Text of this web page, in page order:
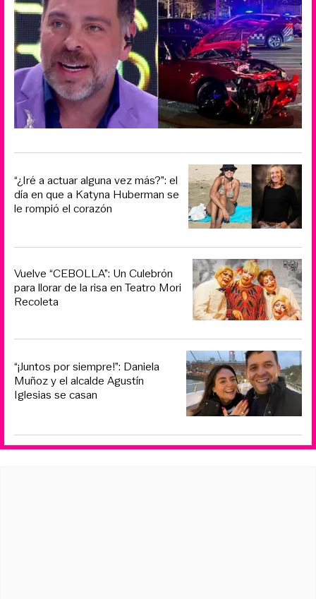
“¿Iré a actuar alguna vez más?”: el
día en que a Katyna Huberman se
le rompió el corazón
Vuelve “CEBOLLA”: Un Culebrón
para llorar de la risa en Teatro Mori
Recoleta
“¡Juntos por siempre!”: Daniela
Muñoz y el alcalde Agustín
Iglesias se casan